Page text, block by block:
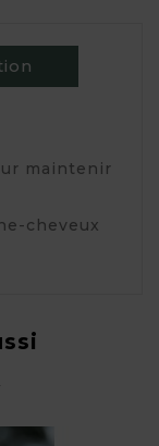
maintenir
cheveux